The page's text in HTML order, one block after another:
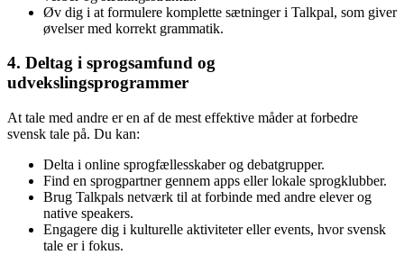
Øv dig i at formulere komplette sætninger i Talkpal, som giver
øvelser med korrekt grammatik.
4. Deltag i sprogsamfund og
udvekslingsprogrammer
At tale med andre er en af de mest effektive måder at forbedre
svensk tale på. Du kan:
Delta i online sprogfællesskaber og debatgrupper.
Find en sprogpartner gennem apps eller lokale sprogklubber.
Brug Talkpals netværk til at forbinde med andre elever og
native speakers.
Engagere dig i kulturelle aktiviteter eller events, hvor svensk
tale er i fokus.